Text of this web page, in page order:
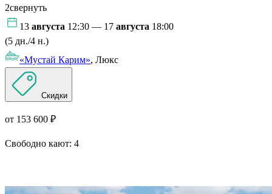
2свернуть
13 августа 12:30 — 17 августа 18:00
(5 дн./4 н.)
«Мустай Карим», Люкс
Скидки
от 153 600 ₽
Свободно кают: 4